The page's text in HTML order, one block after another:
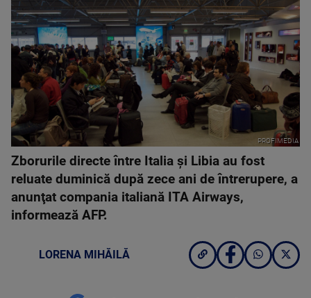
PROFIMEDIA
Zborurile directe între Italia şi Libia au fost
reluate duminică după zece ani de întrerupere, a
anunţat compania italiană ITA Airways,
informează AFP.
LORENA MIHĂILĂ